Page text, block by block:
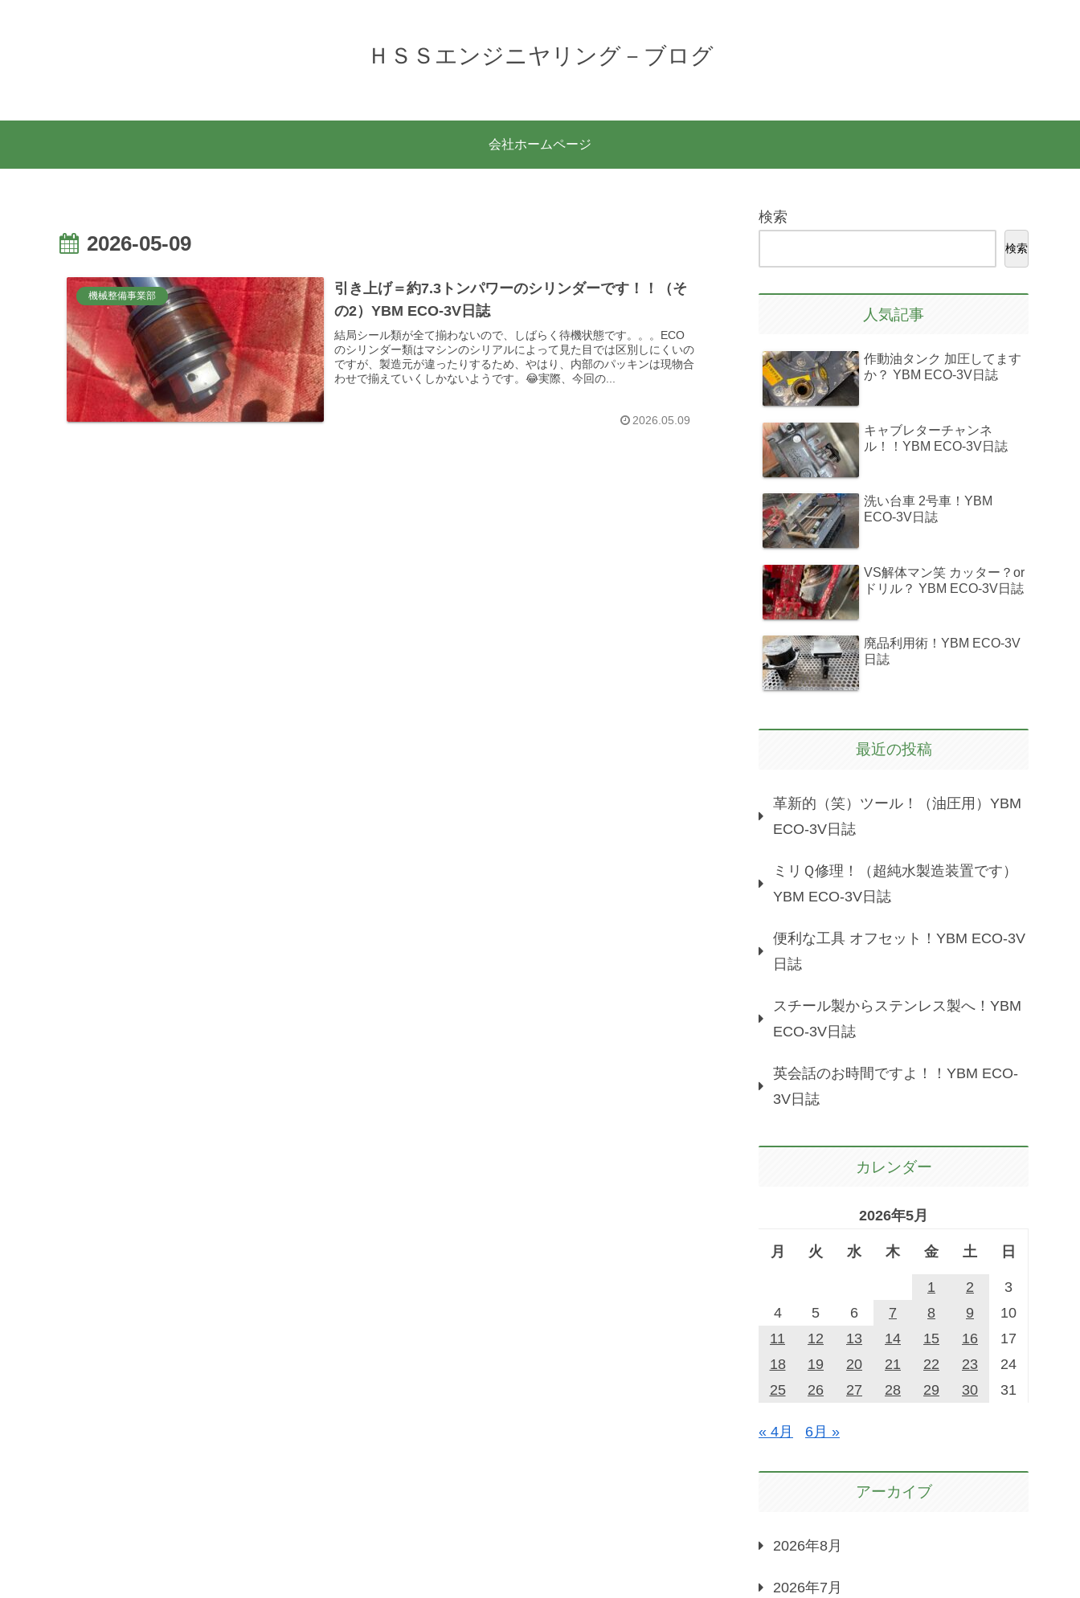
ＨＳＳエンジニヤリング－ブログ
会社ホームページ
2026-05-09
機械整備事業部
引き上げ＝約7.3トンパワーのシリンダーです！！（そ
の2）YBM ECO-3V日誌
結局シール類が全て揃わないので、しばらく待機状態です。。。ECO
のシリンダー類はマシンのシリアルによって見た目では区別しにくいの
ですが、製造元が違ったりするため、やはり、内部のパッキンは現物合
わせで揃えていくしかないようです。😂実際、今回の...
2026.05.09
検索
検索
人気記事
作動油タンク 加圧してます
か？ YBM ECO-3V日誌
キャブレターチャンネ
ル！！YBM ECO-3V日誌
洗い台車 2号車！YBM
ECO-3V日誌
VS解体マン笑 カッター？or
ドリル？ YBM ECO-3V日誌
廃品利用術！YBM ECO-3V
日誌
最近の投稿
革新的（笑）ツール！（油圧用）YBM
ECO-3V日誌
ミリＱ修理！（超純水製造装置です）
YBM ECO-3V日誌
便利な工具 オフセット！YBM ECO-3V
日誌
スチール製からステンレス製へ！YBM
ECO-3V日誌
英会話のお時間ですよ！！YBM ECO-
3V日誌
カレンダー
2026年5月
月 火 水 木 金 土 日
1 2
3
4
5 6 7 8 9
10
11
12 13 14 15 16
17
18
19 20 21 22 23
24
25
26 27 28 29 30 31
« 4月 6月 »
アーカイブ
2026年8月
2026年7月